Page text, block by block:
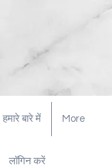
हमारे बारे में More
लॉगिन करें